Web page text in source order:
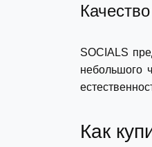
SOCIALS
небольшого
Как